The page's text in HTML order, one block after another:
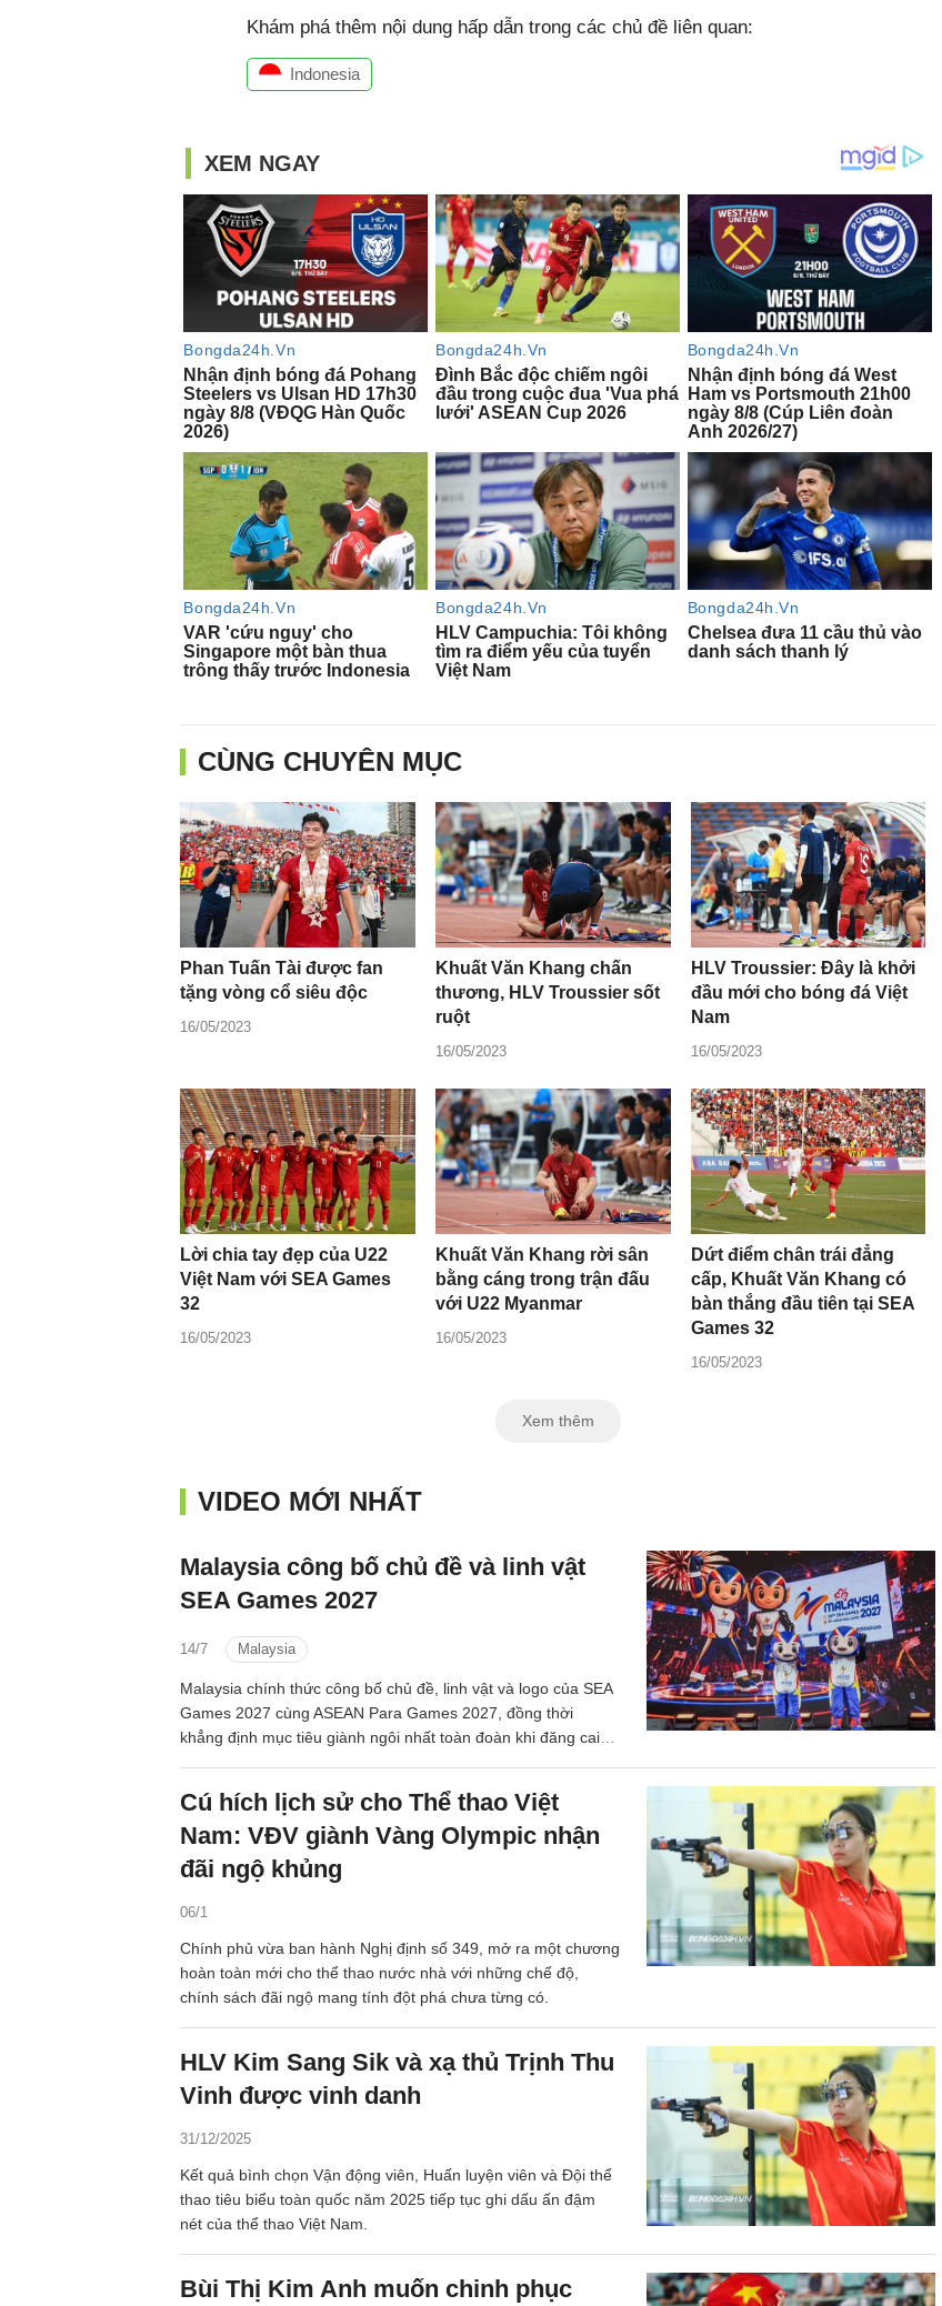
Khám phá thêm nội dung hấp dẫn trong các chủ đề liên quan:
Indonesia
CÙNG CHUYÊN MỤC
Phan Tuấn Tài được fan
tặng vòng cổ siêu độc
16/05/2023
Khuất Văn Khang chấn
thương, HLV Troussier sốt
ruột
16/05/2023
HLV Troussier: Đây là khởi
đầu mới cho bóng đá Việt
Nam
16/05/2023
Lời chia tay đẹp của U22
Việt Nam với SEA Games
32
16/05/2023
Khuất Văn Khang rời sân
bằng cáng trong trận đấu
với U22 Myanmar
16/05/2023
Dứt điểm chân trái đẳng
cấp, Khuất Văn Khang có
bàn thắng đầu tiên tại SEA
Games 32
16/05/2023
Xem thêm
VIDEO MỚI NHẤT
Malaysia công bố chủ đề và linh vật
SEA Games 2027
14/7 Malaysia
Malaysia chính thức công bố chủ đề, linh vật và logo của SEA
Games 2027 cùng ASEAN Para Games 2027, đồng thời
khẳng định mục tiêu giành ngôi nhất toàn đoàn khi đăng cai
Cú hích lịch sử cho Thể thao Việt
Nam: VĐV giành Vàng Olympic nhận
đãi ngộ khủng
06/1
Chính phủ vừa ban hành Nghị định số 349, mở ra một chương
hoàn toàn mới cho thể thao nước nhà với những chế độ,
chính sách đãi ngộ mang tính đột phá chưa từng có.
HLV Kim Sang Sik và xạ thủ Trịnh Thu
Vinh được vinh danh
31/12/2025
Kết quả bình chọn Vận động viên, Huấn luyện viên và Đội thể
thao tiêu biểu toàn quốc năm 2025 tiếp tục ghi dấu ấn đậm
nét của thể thao Việt Nam.
Bùi Thị Kim Anh muốn chinh phục